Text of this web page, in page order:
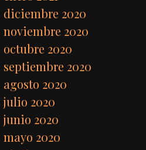
diciembre 2020
noviembre 2020
octubre 2020
septiembre 2020
agosto 2020
julio 2020
junio 2020
mayo 2020